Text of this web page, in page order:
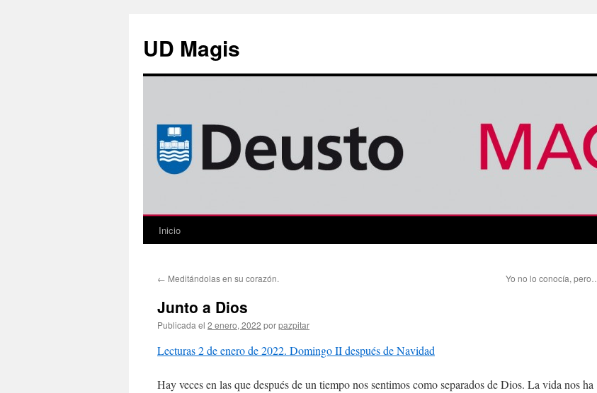
contenido
UD Magis
Inicio
← Meditándolas en su corazón. Yo no lo conocía, pero…
Junto a Dios
Publicada el 2 enero, 2022 porpazpitar
Lecturas 2 de enero de 2022. Domingo II después de Navidad
Hay veces en las que después de un tiempo nos sentimos como separados de Dios. La vida nos ha